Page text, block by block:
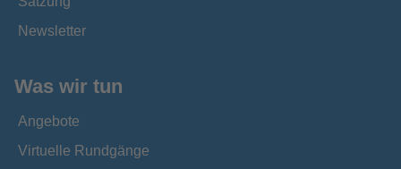
Newsletter
Was wir tun
Angebote
Virtuelle Rundgänge